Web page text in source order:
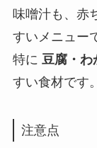
味噌汁も、赤
すいメニュー
特に 豆腐・わ
すい食材です。
注意点